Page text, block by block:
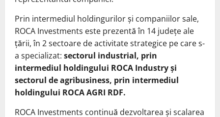
Prin intermediul holdingurilor și companiilor sale,
ROCA Investments este prezentă în 14 județe ale
țării, în 2 sectoare de activitate strategice pe care s-
a specializat: sectorul industrial, prin
intermediul holdingului ROCA Industry și
sectorul de agribusiness, prin intermediul
holdingului ROCA AGRI RDF.
ROCA Investments continuă dezvoltarea și scalarea